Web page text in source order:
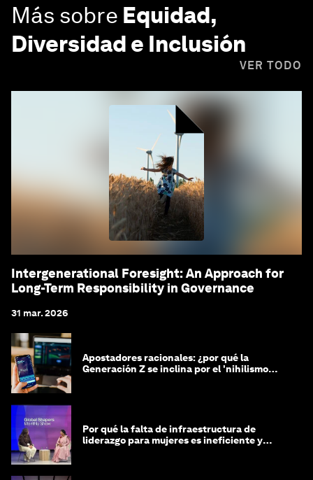
Más sobre Equidad,
Diversidad e Inclusión
VER TODO
Intergenerational Foresight: An Approach for
Long-Term Responsibility in Governance
31 mar. 2026
Apostadores racionales: ¿por qué la
Generación Z se inclina por el 'nihilismo
Por qué la falta de infraestructura de
liderazgo para mujeres es ineficiente y